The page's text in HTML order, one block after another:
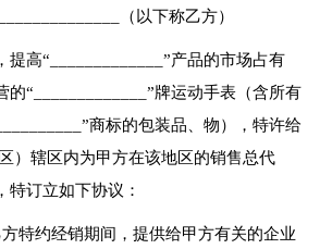
（以下称乙方）
提高“_____________”产品的市场占有
的“_____________”牌运动手表（含所有
商标的包装品、物），特许给
）辖区内为甲方在该地区的销售总代
特订立如下协议：
特约经销期间，提供给甲方有关的企业